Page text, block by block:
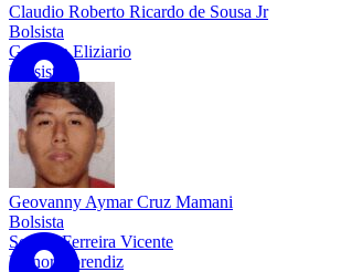
Claudio Roberto Ricardo de Sousa Jr
Bolsista
Gabriela Eliziario
Bolsista
Geovanny Aymar Cruz Mamani
Bolsista
Sophia Ferreira Vicente
Menor Aprendiz